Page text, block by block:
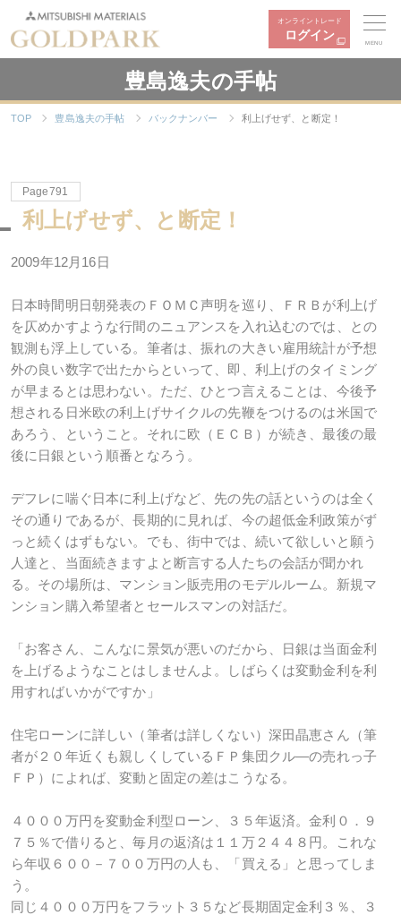
オンライントレード
ログイン
MENU
豊島逸夫の手帖
TOP 豊島逸夫の手帖 バックナンバー 利上げせず、と断定！
Page791
利上げせず、と断定！
2009年12月16日
日本時間明日朝発表のＦＯＭＣ声明を巡り、ＦＲＢが利上げ
を仄めかすような行間のニュアンスを入れ込むのでは、との
観測も浮上している。筆者は、振れの大きい雇用統計が予想
外の良い数字で出たからといって、即、利上げのタイミング
が早まるとは思わない。ただ、ひとつ言えることは、今後予
想される日米欧の利上げサイクルの先鞭をつけるのは米国で
あろう、ということ。それに欧（ＥＣＢ）が続き、最後の最
後に日銀という順番となろう。
デフレに喘ぐ日本に利上げなど、先の先の話というのは全く
その通りであるが、長期的に見れば、今の超低金利政策がず
っと続くはずもない。でも、街中では、続いて欲しいと願う
人達と、当面続きますよと断言する人たちの会話が聞かれ
る。その場所は、マンション販売用のモデルルーム。新規マ
ンション購入希望者とセールスマンの対話だ。
「お客さん、こんなに景気が悪いのだから、日銀は当面金利
を上げるようなことはしませんよ。しばらくは変動金利を利
用すればいかがですか」
住宅ローンに詳しい（筆者は詳しくない）深田晶恵さん（筆
者が２０年近くも親しくしているＦＰ集団クル―の売れっ子
ＦＰ）によれば、変動と固定の差はこうなる。
４０００万円を変動金利型ローン、３５年返済。金利０．９
７５％で借りると、毎月の返済は１１万２４４８円。これな
ら年収６００－７００万円の人も、「買える」と思ってしま
う。
同じ４０００万円をフラット３５など長期固定金利３％、３